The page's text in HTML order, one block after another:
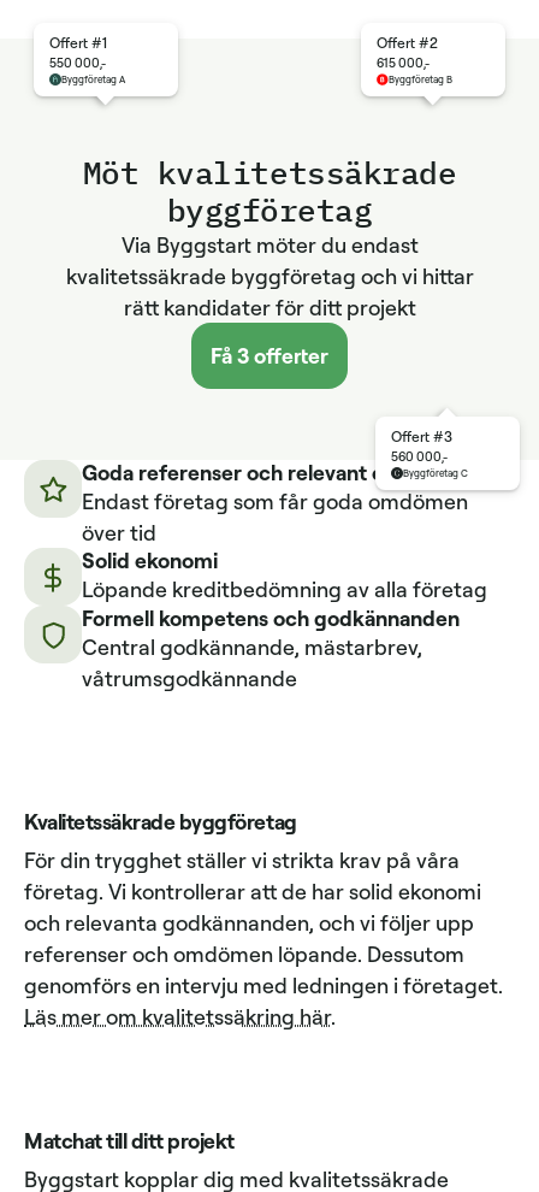
Möt kvalitetssäkrade
byggföretag
Via Byggstart möter du endast
kvalitetssäkrade byggföretag och vi hittar
rätt kandidater för ditt projekt
Få 3 offerter
Offert #1
550 000,-
Byggföretag A
Offert #3
560 000,-
Byggföretag C
Offert #2
615 000,-
Byggföretag B
Goda referenser och relevant erfarenhet
Endast företag som får goda omdömen
över tid
Solid ekonomi
Löpande kreditbedömning av alla företag
Formell kompetens och godkännanden
Central godkännande, mästarbrev,
våtrumsgodkännande
Kvalitetssäkrade byggföretag
För din trygghet ställer vi strikta krav på våra
företag. Vi kontrollerar att de har solid ekonomi
och relevanta godkännanden, och vi följer upp
referenser och omdömen löpande. Dessutom
genomförs en intervju med ledningen i företaget.
Läs mer om kvalitetssäkring här.
Matchat till ditt projekt
Byggstart kopplar dig med kvalitetssäkrade